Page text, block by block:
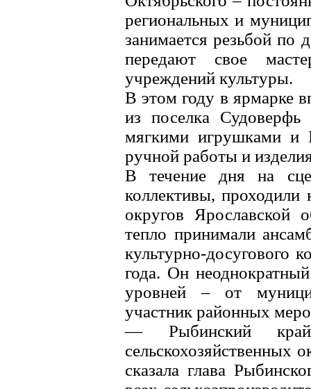
региональных и
занимается резьбой по
передают свое
учреждений культуры.
В этом году в ярмарке
из поселка
мягкими игрушками и
ручной работы и
В течение дня на
коллективы,
округов Ярославской
тепло принимали
культурно-досугового
года. Он
уровней – от
участник районных
— Рыбинский край
сельскохозяйственных
сказала глава